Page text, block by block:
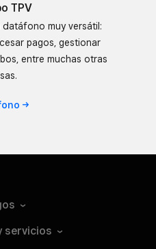
TPV
datáfono muy versátil:
pagos, gestionar
entre muchas otras
servicios